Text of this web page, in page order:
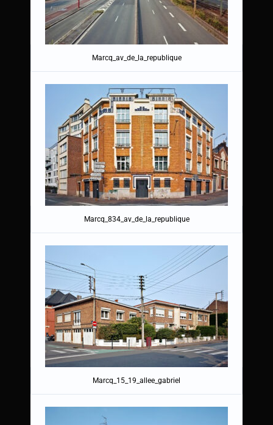
Marcq_av_de_la_republique
Marcq_834_av_de_la_republique
Marcq_15_19_allee_gabriel